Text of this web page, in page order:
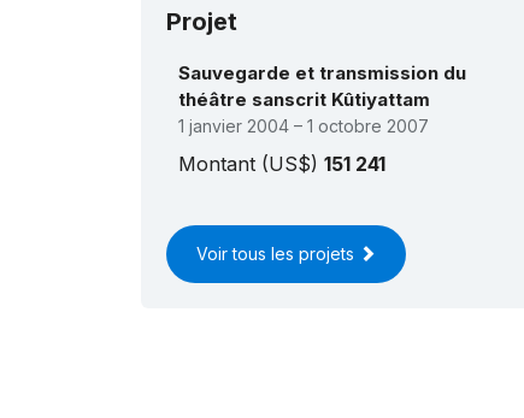
Projet
Sauvegarde et transmission du
théâtre sanscrit Kûtiyattam
1 janvier 2004 – 1 octobre 2007
Montant (US$) 151 241
Voir tous les projets